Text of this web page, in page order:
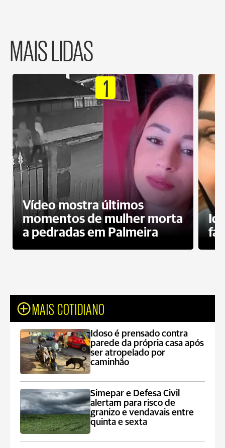
MAIS LIDAS
1
Vídeo mostra últimos
momentos de mulher morta
a pedradas em Palmeira
MAIS COTIDIANO
Idoso é prensado contra
parede da própria casa após
ser atropelado por
caminhão
Simepar e Defesa Civil
alertam para risco de
granizo e vendavais entre
quinta e sexta